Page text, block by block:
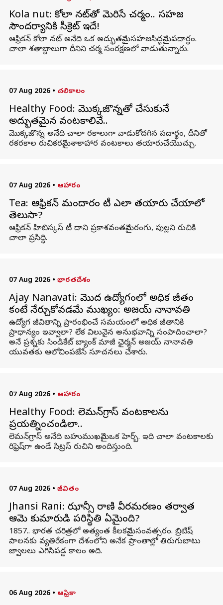
Kola nut: కోలా నట్‌తో మెరిసే చర్మం.. సహజ
సౌందర్యానికి సీక్రెట్ ఇదే!
ఆఫ్రికన్ కోలా నట్ అనేది ఒక అద్భుతమైన సహజసిద్ధమైన పదార్థం.
చాలా శతాబ్దాలుగా దీనిని చర్మ సంరక్షణలో వాడుతున్నారు.
07 Aug 2026 • చలికాలం
Healthy Food: మొక్కజొన్నతో చేసుకునే
అద్భుతమైన వంటకాలివే..
మొక్కజొన్న అనేది చాలా రకాలుగా వాడుకోదగిన పదార్థం, దీనితో
రకరకాల రుచికరమైన శాకాహార వంటకాలు తయారుచేయొచ్చు.
07 Aug 2026 • ఆహారం
Tea: ఆఫ్రికన్ మందారం టీ ఎలా తయారు చేయాలో
తెలుసా?
ఆఫ్రికన్ హిబిస్కస్ టీ దాని ప్రకాశవంతమైన రంగు, పుల్లని రుచికి
చాలా ప్రసిద్ధి.
07 Aug 2026 • భారతదేశం
Ajay Nanavati: మొదటి ఉద్యోగంలో అధిక జీతం
కంటే నేర్చుకోవడమే ముఖ్యం: అజయ్ నానావతి
ఉద్యోగ జీవితాన్ని ప్రారంభించే సమయంలో అధిక జీతానికి
ప్రాధాన్యం ఇవ్వాలా? లేక విలువైన అనుభవాన్ని సంపాదించాలా?
అనే ప్రశ్నకు సిండికేట్ బ్యాంక్ మాజీ ఛైర్మన్ అజయ్ నానావతి
యువతకు ఆలోచింపజేసే సూచనలు చేశారు.
07 Aug 2026 • ఆహారం
Healthy Food: లెమన్‌గ్రాస్ వంటకాలను
ప్రయత్నించండిలా..
లెమన్‌గ్రాస్ అనేది బహుముఖమైన ఒక హెర్బ్. ఇది చాలా వంటకాలకు
రిఫ్రెష్‌గా ఉండే సిట్రస్ రుచిని అందిస్తుంది.
07 Aug 2026 • జీవితం
Jhansi Rani: ఝాన్సీ రాణి వీరమరణం తర్వాత
ఆమె కుమారుడి పరిస్థితి ఏమైంది?
1857.. భారత చరిత్రలో అత్యంత కీలకమైన సంవత్సరం. బ్రిటిష్‌
పాలనకు వ్యతిరేకంగా దేశంలోని అనేక ప్రాంతాల్లో తిరుగుబాటు
జ్వాలలు ఎగిసిపడ్డ కాలం అది.
06 Aug 2026 • ఆఫ్రికా